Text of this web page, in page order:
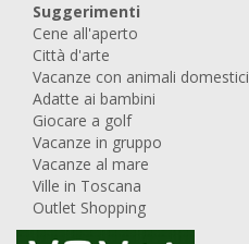
Suggerimenti
Cene all'aperto
Città d'arte
Vacanze con animali domestici
Adatte ai bambini
Giocare a golf
Vacanze in gruppo
Vacanze al mare
Ville in Toscana
Outlet Shopping